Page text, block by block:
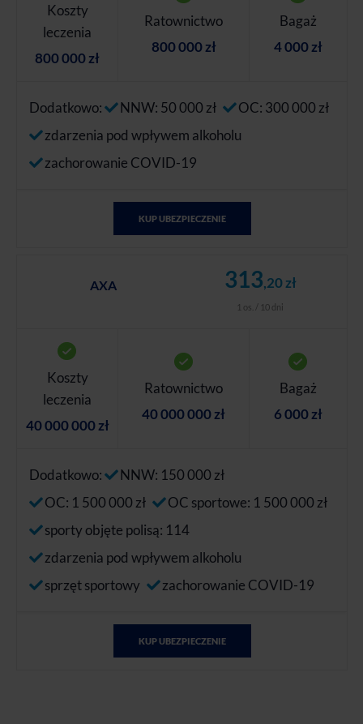
Koszty
leczenia
800 000 zł
Ratownictwo
800 000 zł
Bagaż
4 000 zł
Dodatkowo: NNW: 50 000 zł
OC: 300 000 zł
zdarzenia pod wpływem alkoholu
zachorowanie COVID-19
KUP UBEZPIECZENIE
AXA 313,20 zł
1 os. / 10 dni
Koszty
leczenia
40 000 000 zł
Ratownictwo
40 000 000 zł
Bagaż
6 000 zł
Dodatkowo:
NNW: 150 000 zł
OC: 1 500 000 zł
OC sportowe: 1 500 000 zł
sporty objęte polisą: 114
zdarzenia pod wpływem alkoholu
sprzęt sportowy
zachorowanie COVID-19
KUP UBEZPIECZENIE